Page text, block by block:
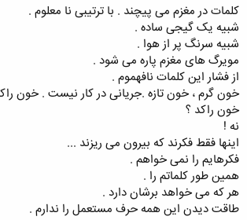
کلمات در مغزم می پیچند . با ترتیبی نا معلوم .
شبیه یک گیجی ساده .
شبیه سرنگ پر از هوا .
مویرگ های مغزم پاره می شود .
از فشار این کلمات نافهموم .
خون گرم ، خون تازه .جریانی در کار نیست . خون
خون راکد ؟
نه !
اینها فقط فکرند که بیرون می ریزند ...
فکرهایم را نمی خواهم .
همین طور کلماتم را .
هر که می خواهد برشان دارد .
طاقت دیدن این همه حرف مستعمل را ندارم .